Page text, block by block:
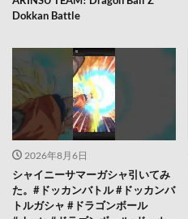
Dokkan Battle
2026年8月6日
シャイニーサマーガシャ引いてみ
た。#ドッカンバトル #ドッカンバ
トルガシャ #ドラゴンボール